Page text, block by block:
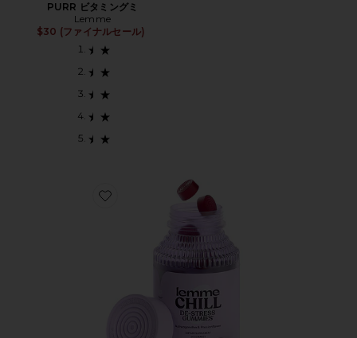
PURR ビタミングミ
Lemme
$30 (ファイナルセール)
Favorite CHILL ビタミングミ